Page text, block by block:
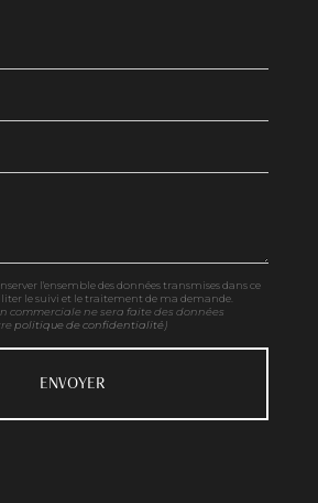
l'ensemble des données transmises dans ce
le suivi et le traitement de ma demande.
commerciale ne sera faite des données
politique de confidentialité)